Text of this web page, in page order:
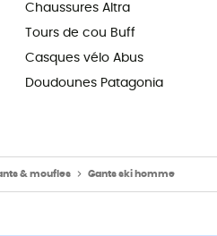
Chaussures Altra
Tours de cou Buff
Casques vélo Abus
Doudounes Patagonia
& moufles Gants ski homme